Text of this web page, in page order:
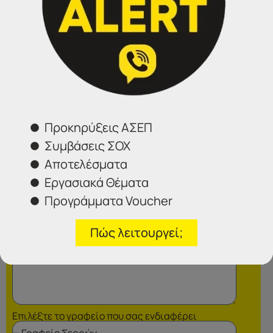
Τηλέφωνα επικοινωνίας
Σέρρες:
23213 02583
210 3000319
Θεσσαλονίκη:2314 314202
Φόρμα επικοινωνίας
Επιλέξτε το γραφείο που σας ενδιαφέρει
Προκηρύξεις ΑΣΕΠ
Συμβάσεις ΣΟΧ
Αποτελέσματα
Εργασιακά Θέματα
Προγράμματα Voucher
Πώς λειτουργεί;